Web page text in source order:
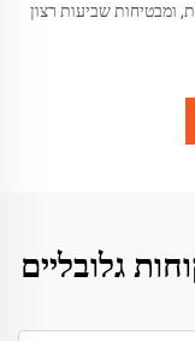
ומבטיחות שביעות רצון
גלובליים